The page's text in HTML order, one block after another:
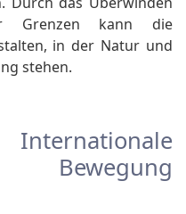
Grenzen kann die
in der Natur und
stehen.
Bewegung